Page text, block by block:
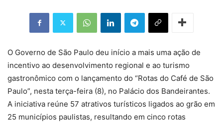
O Governo de São Paulo deu início a mais uma ação de
incentivo ao desenvolvimento regional e ao turismo
gastronômico com o lançamento do “Rotas do Café de São
Paulo”, nesta terça-feira (8), no Palácio dos Bandeirantes.
A iniciativa reúne 57 atrativos turísticos ligados ao grão em
25 municípios paulistas, resultando em cinco rotas